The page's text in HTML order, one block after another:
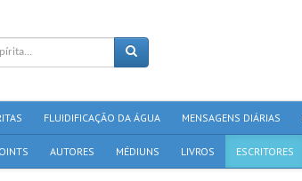
FLUIDIFICAÇÃO DA ÁGUA MENSAGENS DIÁRIAS
AUTORES MÉDIUNS LIVROS ESCRITORES